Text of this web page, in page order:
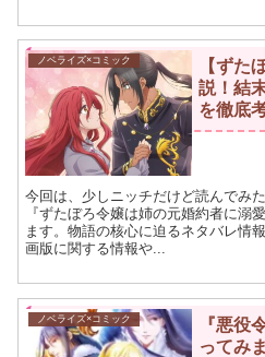
ノベライズ×コミック
【ずた
説！結
を徹底
今回は、少しニッチだけど読んでみ
『ずたぼろ令嬢は姉の元婚約者に溺
ます。物語の核心に迫るネタバレ情
画版に関する情報や...
ノベライズ×コミック
『悪役
ってみ